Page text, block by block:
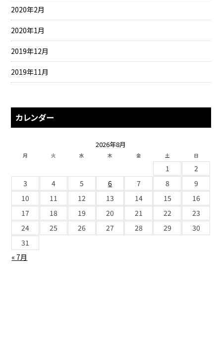
2020年2月
2020年1月
2019年12月
2019年11月
カレンダー
2026年8月
月 火 水 木 金 土 日
« 7月
1
2
3
4 5 6 7 8
9
10
11 12 13 14 15
16
17
18 19 20 21 22
23
24
25 26 27 28 29
30
31